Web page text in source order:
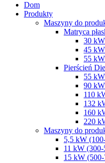
Dom
Produkty
Maszyny do
Matryca
30
45
55
Pierścień Die
55
90
110
132
160
220
Maszyny do
5,5 kW
11 kW
15 kW